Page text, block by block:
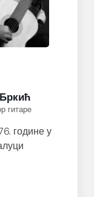
гитаре
године у